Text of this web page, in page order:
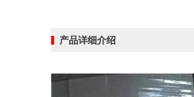
产品详细介绍